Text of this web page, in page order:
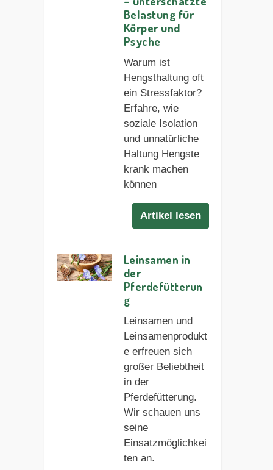
Belastung für
Körper und
Psyche
Warum ist
Hengsthaltung oft
ein Stressfaktor?
Erfahre, wie
soziale Isolation
und unnatürliche
Haltung Hengste
krank machen
können
Artikel lesen
Leinsamen in
der
Pferdefütterun
g
Leinsamen und
Leinsamenprodukt
e erfreuen sich
großer Beliebtheit
in der
Pferdefütterung.
Wir schauen uns
seine
Einsatzmöglichkei
ten an.